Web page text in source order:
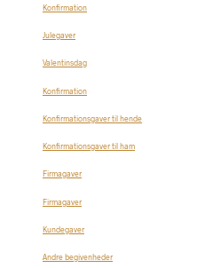
Konfirmation
Julegaver
Valentinsdag
Konfirmation
Konfirmationsgaver til hende
Konfirmationsgaver til ham
Firmagaver
Firmagaver
Kundegaver
Andre begivenheder